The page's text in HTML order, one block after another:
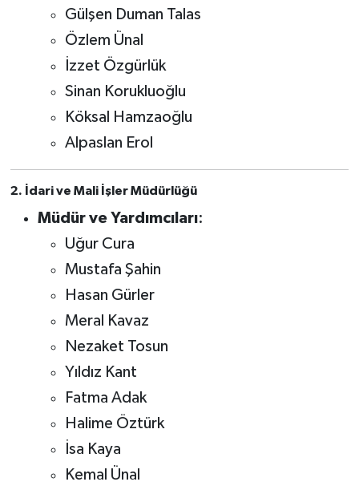
Gülşen Duman Talas
Özlem Ünal
İzzet Özgürlük
Sinan Korukluoğlu
Köksal Hamzaoğlu
Alpaslan Erol
2. İdari ve Mali İşler Müdürlüğü
Müdür ve Yardımcıları:
Uğur Cura
Mustafa Şahin
Hasan Gürler
Meral Kavaz
Nezaket Tosun
Yıldız Kant
Fatma Adak
Halime Öztürk
İsa Kaya
Kemal Ünal